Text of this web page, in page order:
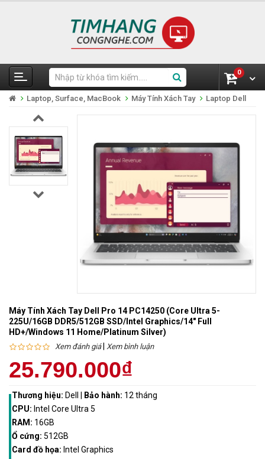
0
Laptop, Surface, MacBook Máy Tính Xách Tay Laptop Dell
Máy Tính Xách Tay Dell Pro 14 PC14250 (Core Ultra 5-
225U/16GB DDR5/512GB SSD/Intel Graphics/14" Full
HD+/Windows 11 Home/Platinum Silver)
Xem đánh giá| Xem bình luận
25.790.000₫
Thương hiệu: Dell Bảo hành: 12 tháng
CPU: Intel Core Ultra 5
RAM: 16GB
Ổ cứng: 512GB
Card đồ họa: Intel Graphics